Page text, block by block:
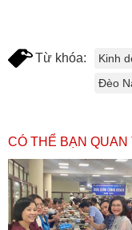
Từ khóa: Kinh
Đèo
CÓ THỂ BẠN QUAN